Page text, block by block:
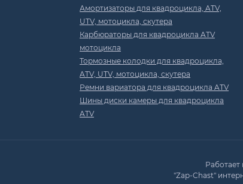
Амортизаторы для квадроцикла, ATV,
UTV, мотоцикла, скутера
Карбюраторы для квадроцикла ATV
мотоцикла
Тормозные колодки для квадроцикла,
ATV, UTV, мотоцикла, скутера
Ремни вариатора для квадроцикла ATV
Шины диски камеры для квадроцикла
ATV
Работает
"Zap-Chast"